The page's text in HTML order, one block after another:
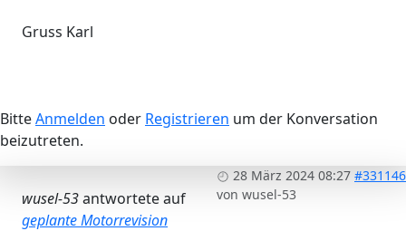
Gruss Karl
BitteAnmelden oder Registrieren um der Konversation
beizutreten.
28 März 2024 08:27 #331146
von wusel-53
wusel-53antwortete auf
geplante Motorrevision